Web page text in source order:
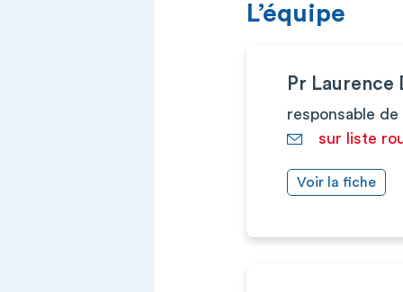
L’équipe
Pr Laurence
responsable
sur liste
Voir la fiche